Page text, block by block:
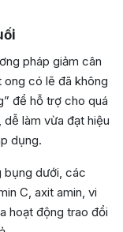
pháp giảm cân
ong có lẽ đã không
để hỗ trợ cho quá
làm vừa đạt hiệu
dụng.
bụng dưới, các
C, axit amin, vi
hoạt động trao đổi